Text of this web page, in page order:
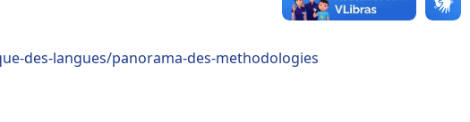
des-langues/panorama-des-methodologies